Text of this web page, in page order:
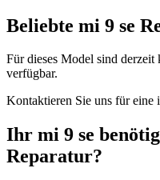
Beliebte mi 9 se
Für dieses Model sind derzeit
verfügbar.
Kontaktieren Sie uns für eine
Ihr mi 9 se
Reparatur?